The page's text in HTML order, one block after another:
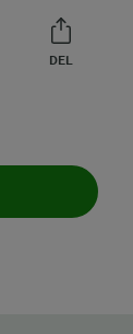
DEL